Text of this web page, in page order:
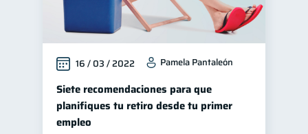
16 / 03 / 2022 Pamela Pantaleón
Siete recomendaciones para que
planifiques tu retiro desde tu primer
empleo